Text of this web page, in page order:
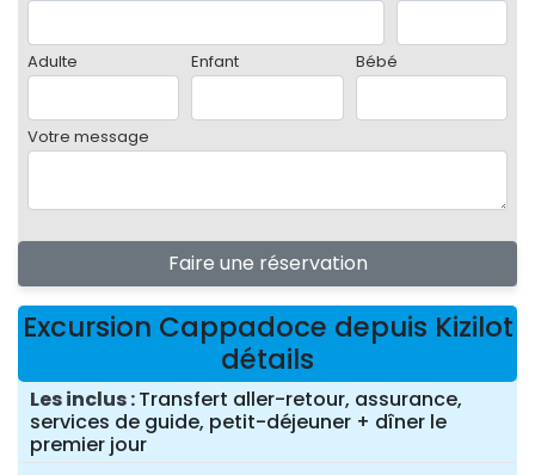
Adulte Enfant Bébé
Votre message
Faire une réservation
Excursion Cappadoce depuis Kizilot
détails
Les inclus Transfert aller-retour, assurance,
services de guide, petit-déjeuner + dîner le
premier jour